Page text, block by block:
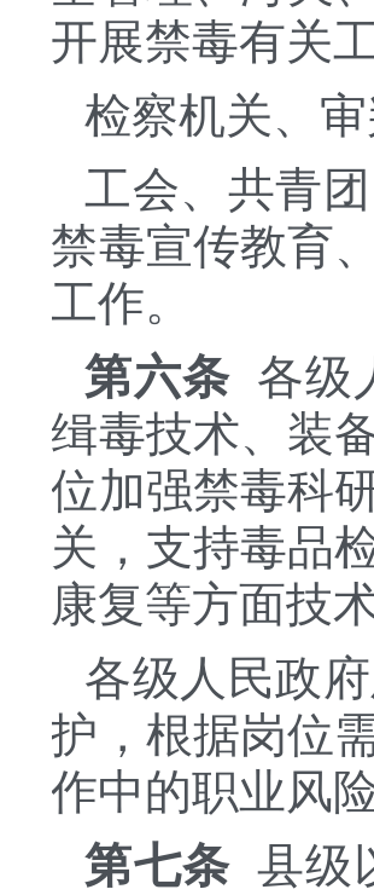
开展禁毒有关工
检察机关、
工会、共青
禁毒宣传教育
工作。
第六条 各级
缉毒技术、装
位加强禁毒科
关，支持毒品
康复等方面技
各级人民政
护，根据岗位
作中的职业风
第七条 县级